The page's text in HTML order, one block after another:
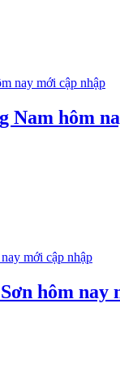
Nam hôm
hôm nay